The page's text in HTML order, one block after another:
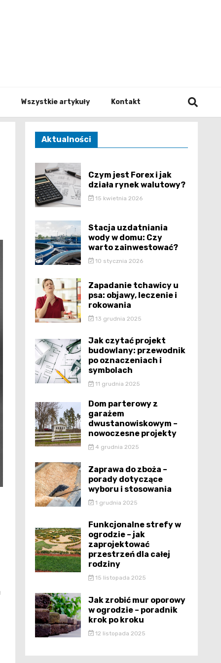
Wszystkie artykuły Kontakt
Aktualności
Czym jest Forex i jak
działa rynek walutowy?
15 kwietnia 2026
Stacja uzdatniania
wody w domu: Czy
warto zainwestować?
10 stycznia 2026
Zapadanie tchawicy u
psa: objawy, leczenie i
rokowania
13 grudnia 2025
Jak czytać projekt
budowlany: przewodnik
po oznaczeniach i
symbolach
11 grudnia 2025
Dom parterowy z
garażem
dwustanowiskowym –
nowoczesne projekty
4 grudnia 2025
Zaprawa do zboża –
porady dotyczące
wyboru i stosowania
1 grudnia 2025
Funkcjonalne strefy w
ogrodzie – jak
zaprojektować
przestrzeń dla całej
rodziny
15 listopada 2025
Jak zrobić mur oporowy
w ogrodzie – poradnik
krok po kroku
12 listopada 2025